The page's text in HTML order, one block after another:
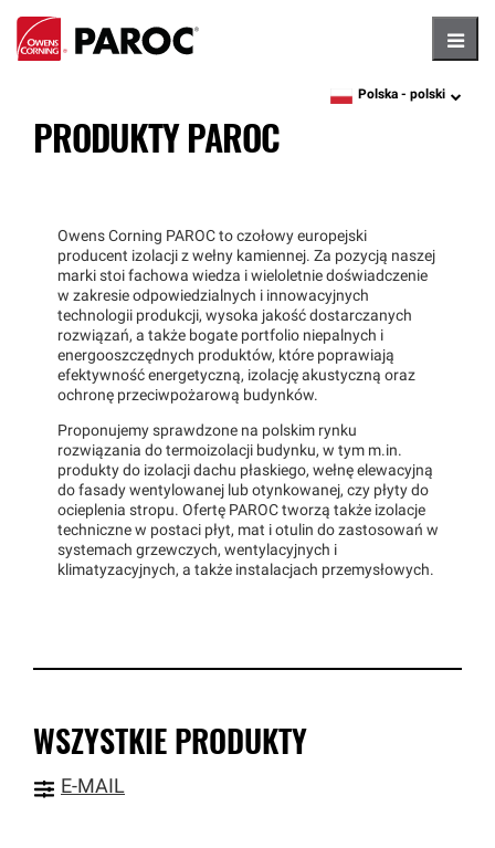
language
Polska - polski
PRODUKTY PAROC
Owens Corning PAROC to czołowy europejski
producent izolacji z wełny kamiennej. Za pozycją naszej
marki stoi fachowa wiedza i wieloletnie doświadczenie
w zakresie odpowiedzialnych i innowacyjnych
technologii produkcji, wysoka jakość dostarczanych
rozwiązań, a także bogate portfolio niepalnych i
energooszczędnych produktów, które poprawiają
efektywność energetyczną, izolację akustyczną oraz
ochronę przeciwpożarową budynków.
Proponujemy sprawdzone na polskim rynku
rozwiązania do termoizolacji budynku, w tym m.in.
produkty do izolacji dachu płaskiego, wełnę elewacyjną
do fasady wentylowanej lub otynkowanej, czy płyty do
ocieplenia stropu. Ofertę PAROC tworzą także izolacje
techniczne w postaci płyt, mat i otulin do zastosowań w
systemach grzewczych, wentylacyjnych i
klimatyzacyjnych, a także instalacjach przemysłowych.
WSZYSTKIE PRODUKTY
E-MAIL